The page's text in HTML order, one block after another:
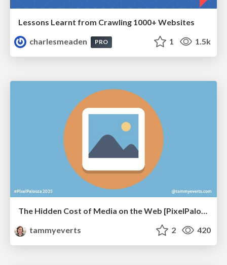
Lessons Learnt from Crawling 1000+ Websites
charlesmeaden
PRO 1 1.5k
The Hidden Cost of Media on the Web [PixelPalooza 2025]
tammyeverts
2 420